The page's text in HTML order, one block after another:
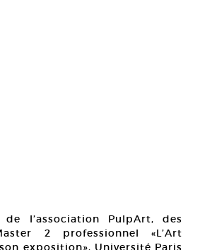
l’association PulpArt, des
2 professionnel «L’Art
exposition», Université Paris